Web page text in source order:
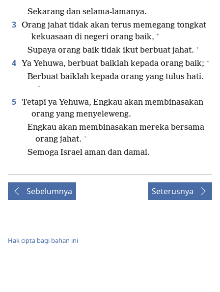
Sekarang dan selama-lamanya.
3 Orang jahat tidak akan terus memegang tongkat
kekuasaan di negeri orang baik, +
Supaya orang baik tidak ikut berbuat jahat. +
4 Ya Yehuwa, berbuat baiklah kepada orang baik; +
Berbuat baiklah kepada orang yang tulus hati.
+
5 Tetapi ya Yehuwa, Engkau akan membinasakan
orang yang menyeleweng.
Engkau akan membinasakan mereka bersama
orang jahat. +
Semoga Israel aman dan damai.
Sebelumnya Seterusnya
Hak cipta bagi bahan ini